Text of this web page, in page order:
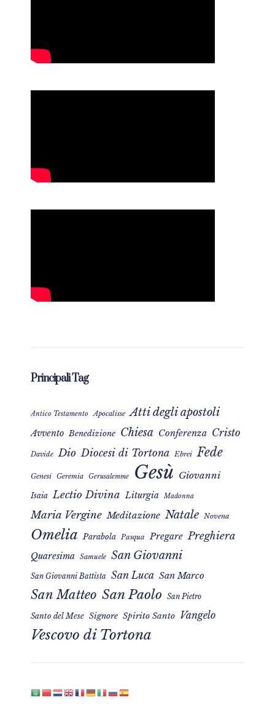
Principali Tag
Antico Testamento Apocalisse Atti degli apostoli
Avvento Benedizione Chiesa Conferenza Cristo
Davide Dio Diocesi di Tortona Ebrei Fede
Genesi Geremia Gerusalemme Gesù Giovanni
Isaia Lectio Divina Liturgia Madonna
Maria Vergine Meditazione Natale Novena
Omelia Parabola Pasqua Pregare Preghiera
Quaresima Samuele San Giovanni
San Giovanni Battista San Luca San Marco
San Matteo San Paolo San Pietro
Santo del Mese Signore Spirito Santo Vangelo
Vescovo di Tortona